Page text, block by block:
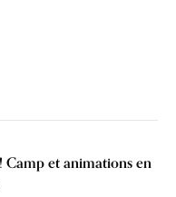
Camp et animations en